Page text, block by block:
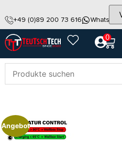
+49 (0)89 200 73 616 WhatsApp
0
Angebot